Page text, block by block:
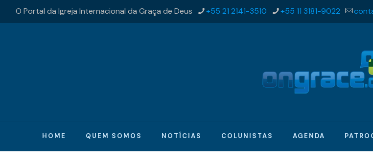
O Portal da Igreja Internacional da Graça de Deus +55 21 2141-3510 +55 11 3181-9022
HOME QUEM SOMOS NOTÍCIAS COLUNISTAS AGENDA